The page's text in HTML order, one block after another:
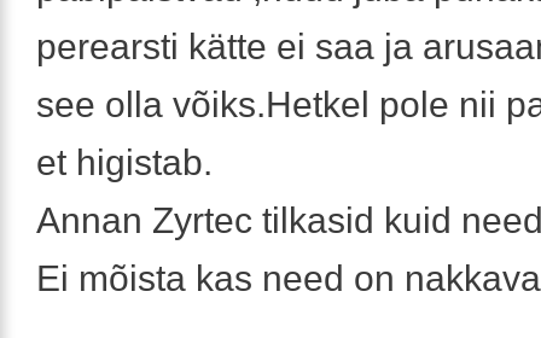
perearsti kätte ei saa ja
see olla võiks.Hetkel pole nii
et higistab.
Annan Zyrtec tilkasid kuid
Ei mõista kas need on